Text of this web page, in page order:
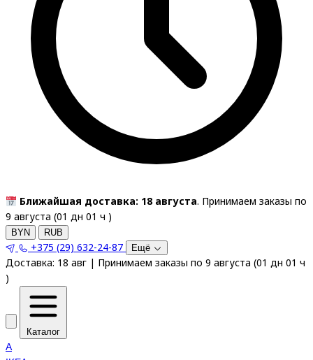
Ближайшая доставка: 18 августа. Принимаем заказы по
9 августа (01 дн 01 ч )
BYN RUB
+375 (29) 632-24-87 Ещё
Доставка: 18 авг | Принимаем заказы по 9 августа (01 дн 01 ч
)
Каталог
A